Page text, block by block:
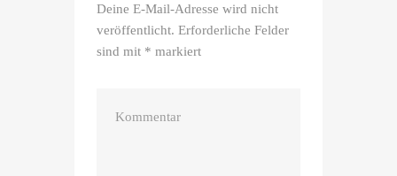
Deine E-Mail-Adresse wird nicht
veröffentlicht. Erforderliche Felder
sind mit * markiert